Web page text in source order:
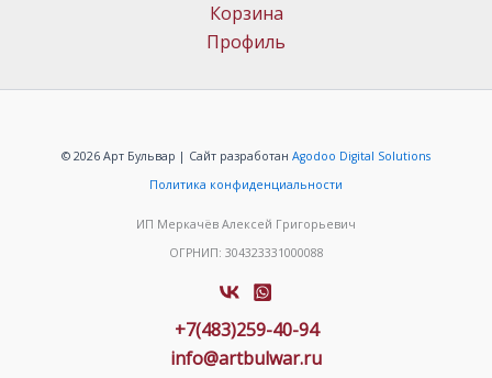
Корзина
Профиль
© 2026 Арт Бульвар | Сайт разработан Agodoo Digital Solutions
Политика конфиденциальности
ИП Меркачёв Алексей Григорьевич
ОГРНИП: 304323331000088
+7(483)259-40-94
info@artbulwar.ru